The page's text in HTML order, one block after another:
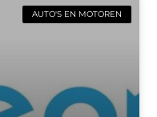
AUTO'S EN MOTOREN